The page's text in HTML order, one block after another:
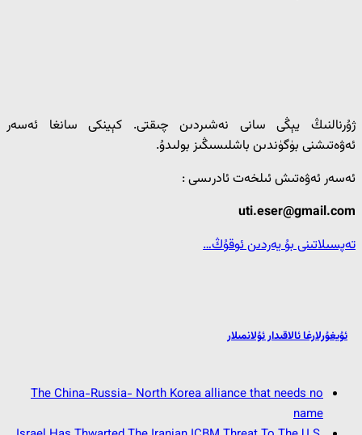
ژۇرنالنىڭ يېڭى سانى نەشىردىن چىقتى. كېينكى سانغا ئەسەر
ئەۋەتىشنى بۈگۈندىن باشلىسىڭىز بولىدۇ.
ئەسەر ئەۋەتىش ئىلخەت ئادرىسى :
uti.eser@gmail.com
تەپسىلاتىنى بۇ يەردىن ئوقۇڭ…
ئۇيغۇرلارغا ئالاقىدار ئۇلانمىلار
The China-Russia- North Korea alliance that needs no
name